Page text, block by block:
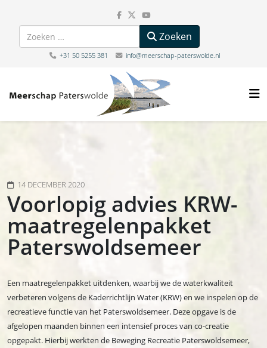
Zoeken Zoeken
+31 50 5255 381 info@meerschap-paterswolde.nl
14 DECEMBER 2020
Voorlopig advies KRW-
maatregelenpakket
Paterswoldsemeer
Een maatregelenpakket uitdenken, waarbij we de waterkwaliteit
verbeteren volgens de Kaderrichtlijn Water (KRW) en we inspelen op de
recreatieve functie van het Paterswoldsemeer. Deze opgave is de
afgelopen maanden binnen een intensief proces van co-creatie
opgepakt. Hierbij werkten de Beweging Recreatie Paterswoldsemeer,